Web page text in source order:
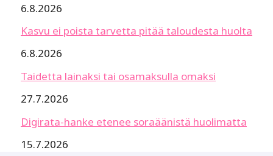
6.8.2026
Kasvu ei poista tarvetta pitää taloudesta huolta
6.8.2026
Taidetta lainaksi tai osamaksulla omaksi
27.7.2026
Digirata-hanke etenee soraäänistä huolimatta
15.7.2026